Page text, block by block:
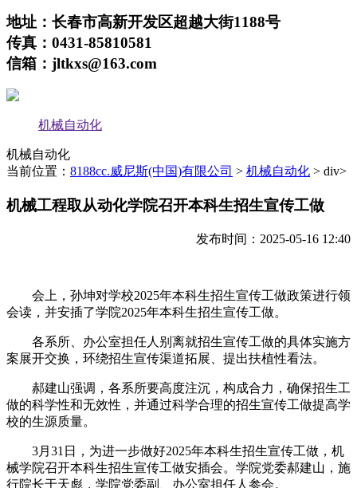
地址：长春市高新开发区超越大街1188号
传真：0431-85810581
信箱：jltkxs@163.com
机械自动化
机械自动化
当前位置： 8188cc.威尼斯(中国)有限公司 > 机械自动化 > div>
机械工程取从动化学院召开本科生招生宣传工做
发布时间：2025-05-16 12:40
会上，孙坤对学校2025年本科生招生宣传工做政策进行领
会读，并安插了学院2025年本科生招生宣传工做。
各系所、办公室担任人别离就招生宣传工做的具体实施方
案展开交换，环绕招生宣传渠道拓展、提出扶植性看法。
郝建山强调，各系所要高度注沉，构成合力，确保招生工
做的科学性和无效性，并通过科学合理的招生宣传工做提高学
校的生源质量。
3月31日，为进一步做好2025年本科生招生宣传工做，机
械学院召开本科生招生宣传工做安插会。学院党委郝建山，施
行院长于天彪，学院党委副、办公室担任人参会。